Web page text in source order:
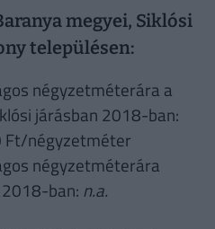
megyei, Siklósi
településen:
négyzetméterára a
járásban 2018-ban:
négyzetméter
négyzetméterára
ban: n.a.